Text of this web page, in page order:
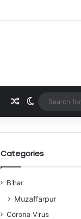
Random Article
Switch skin
Categories
Bihar
Muzaffarpur
Corona Virus